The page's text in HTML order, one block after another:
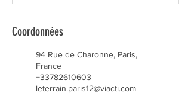
Coordonnées
94 Rue de Charonne, Paris,
France
+33782610603
leterrain.paris12@viacti.com